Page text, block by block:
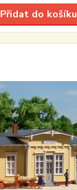
Přidat do košíku